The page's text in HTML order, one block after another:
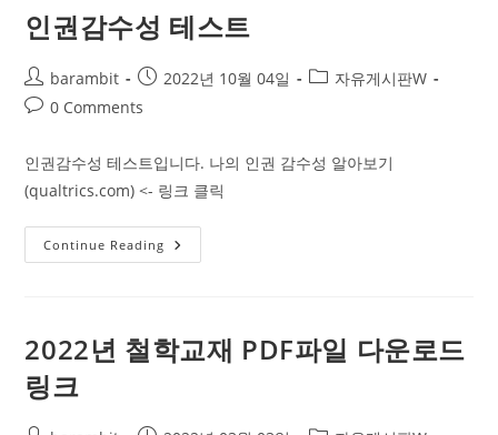
인권감수성 테스트
Post
author:
barambit
Post
published:
2022년 10월 04일
Post자유게시판W
Post0 Comments
인권감수성 테스트입니다. 나의 인권 감수성 알아보기
(qualtrics.com) <- 링크 클릭
Continue Reading 인
권
스
트
2022년 철학교재 PDF파일 다운로드
링크